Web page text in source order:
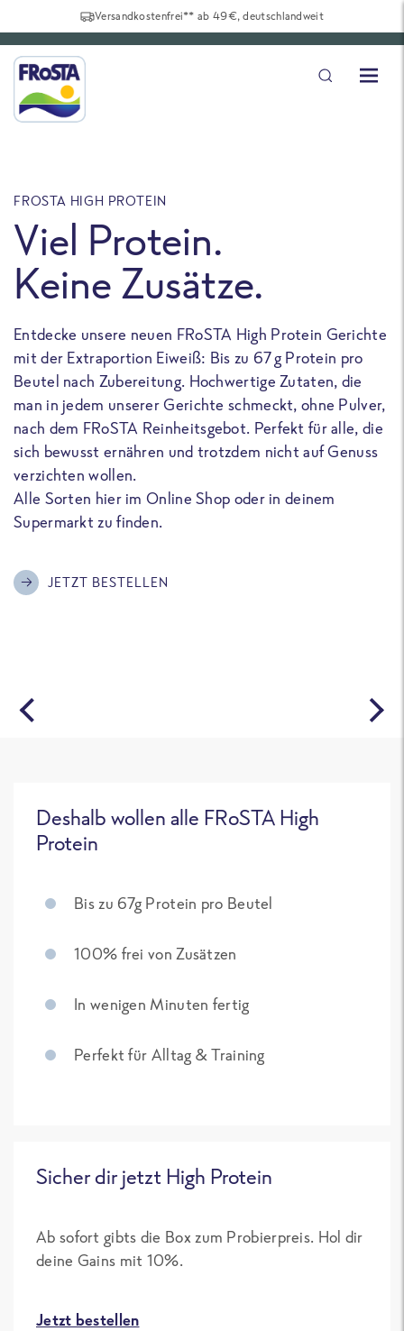
Versandkostenfrei** ab 49€, deutschlandweit
FROSTA HIGH PROTEIN
Viel Protein.
Keine Zusätze.
Entdecke unsere neuen FRoSTA High Protein Gerichte
mit der Extraportion Eiweiß: Bis zu 67 g Protein pro
Beutel nach Zubereitung. Hochwertige Zutaten, die
man in jedem unserer Gerichte schmeckt, ohne Pulver,
nach dem FRoSTA Reinheitsgebot. Perfekt für alle, die
sich bewusst ernähren und trotzdem nicht auf Genuss
verzichten wollen.
Alle Sorten hier im Online Shop oder in deinem
Supermarkt zu finden.
JETZT BESTELLEN
Deshalb wollen alle FRoSTA High
Protein
Bis zu 67g Protein pro Beutel
100% frei von Zusätzen
In wenigen Minuten fertig
Perfekt für Alltag & Training
Sicher dir jetzt High Protein
Ab sofort gibts die Box zum Probierpreis. Hol dir
deine Gains mit 10%.
Jetzt bestellen